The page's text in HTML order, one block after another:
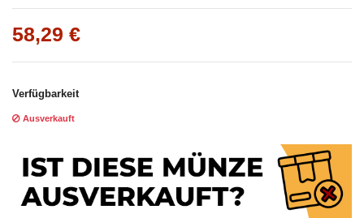
58,29 €
Verfügbarkeit
Ausverkauft